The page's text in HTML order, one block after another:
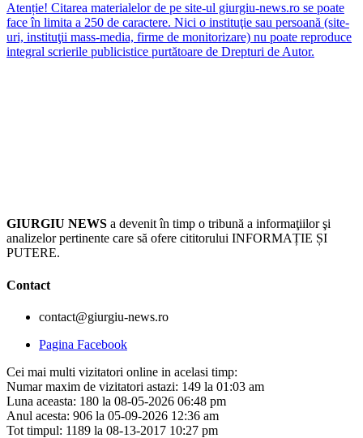
Atenție! Citarea materialelor de pe site-ul giurgiu-news.ro se poate
face în limita a 250 de caractere. Nici o instituţie sau persoană (site-
uri, instituţii mass-media, firme de monitorizare) nu poate reproduce
integral scrierile publicistice purtătoare de Drepturi de Autor.
GIURGIU NEWS a devenit în timp o tribună a informaţiilor şi
analizelor pertinente care să ofere cititorului INFORMAȚIE ȘI
PUTERE.
Contact
contact@giurgiu-news.ro
Pagina Facebook
Cei mai multi vizitatori online in acelasi timp:
Numar maxim de vizitatori astazi: 149 la 01:03 am
Luna aceasta: 180 la 08-05-2026 06:48 pm
Anul acesta: 906 la 05-09-2026 12:36 am
Tot timpul: 1189 la 08-13-2017 10:27 pm